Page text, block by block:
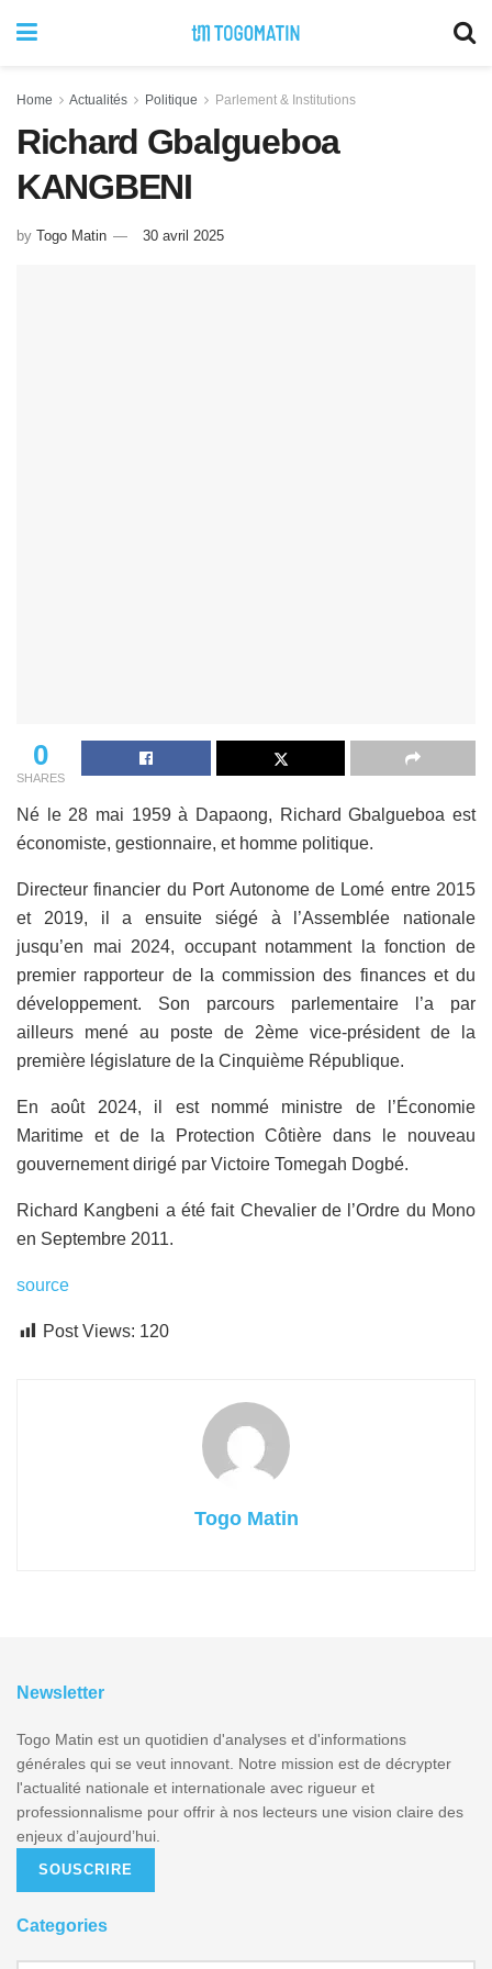
Home Actualités Politique Parlement & Institutions
Richard Gbalgueboa
KANGBENI
by Togo Matin 30 avril 2025
0
SHARES
Né le 28 mai 1959 à Dapaong, Richard Gbalgueboa est
économiste, gestionnaire, et homme politique.
Directeur financier du Port Autonome de Lomé entre 2015
et 2019, il a ensuite siégé à l’Assemblée nationale
jusqu’en mai 2024, occupant notamment la fonction de
premier rapporteur de la commission des finances et du
développement. Son parcours parlementaire l’a par
ailleurs mené au poste de 2ème vice-président de la
première législature de la Cinquième République.
En août 2024, il est nommé ministre de l’Économie
Maritime et de la Protection Côtière dans le nouveau
gouvernement dirigé par Victoire Tomegah Dogbé.
Richard Kangbeni a été fait Chevalier de l’Ordre du Mono
en Septembre 2011.
source
Post Views: 120
Togo Matin
Newsletter
Togo Matin est un quotidien d'analyses et d'informations
générales qui se veut innovant. Notre mission est de décrypter
l'actualité nationale et internationale avec rigueur et
professionnalisme pour offrir à nos lecteurs une vision claire des
enjeux d’aujourd’hui.
SOUSCRIRE
Categories